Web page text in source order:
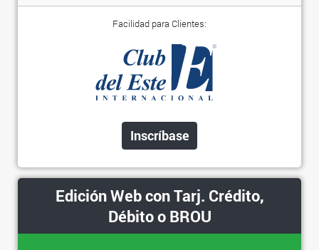
Facilidad para Clientes:
Inscríbase
Edición Web con Tarj. Crédito,
Débito o BROU